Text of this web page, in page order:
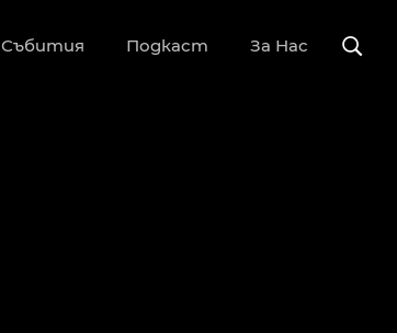
Събития Подкаст За Нас